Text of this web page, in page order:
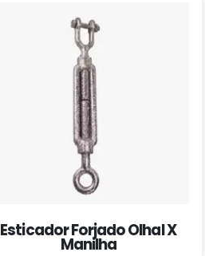
Esticador Forjado Olhal X
Manilha